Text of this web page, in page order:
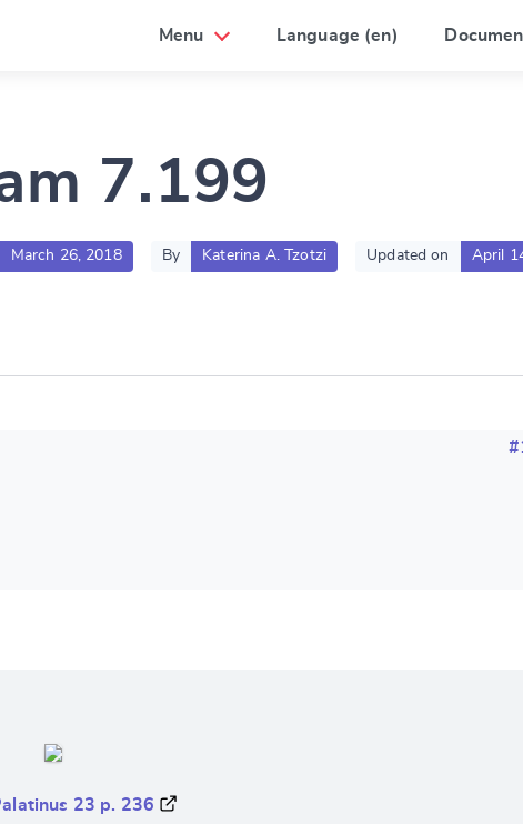
Menu Language (en)
7.199
March 26, 2018 By Katerina A. Tzotzi Updated on April
23 p. 236